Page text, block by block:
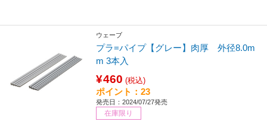
ウェーブ
プラ=パイプ【グレー】肉厚 外径8.0m
m 3本入
¥460 (税込)
ポイント：23
発売日：2024/07/27発売
在庫限り